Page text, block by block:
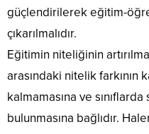
güçlendirilerek eğitim-
çıkarılmalıdır.
Eğitimin niteliğinin
arasındaki nitelik farkının
kalmamasına ve
bulunmasına bağlıdır.